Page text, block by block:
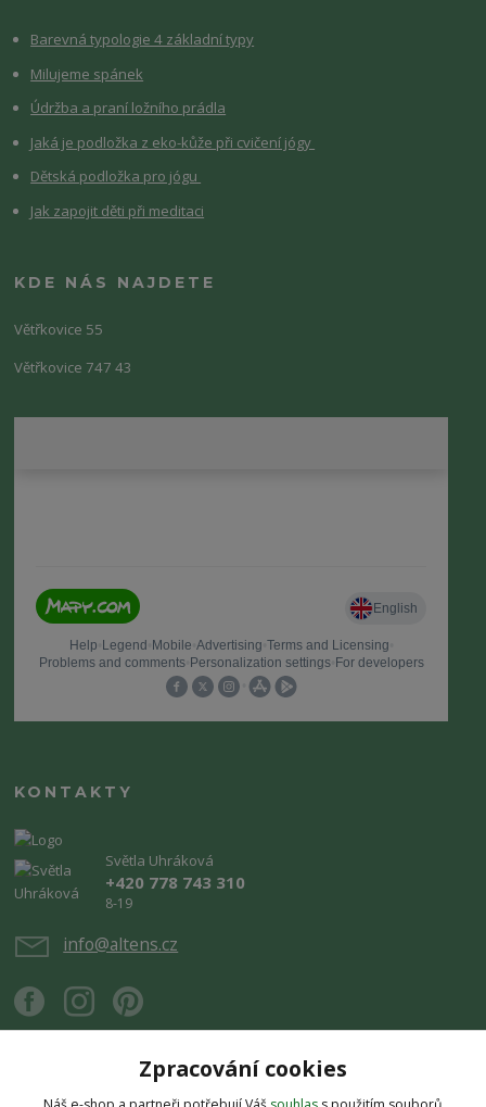
Barevná typologie 4 základní typy
Milujeme spánek
Údržba a praní ložního prádla
Jaká je podložka z eko-kůže při cvičení jógy
Dětská podložka pro jógu
Jak zapojit děti při meditaci
KDE NÁS NAJDETE
Větřkovice 55
Větřkovice 747 43
KONTAKTY
Světla Uhráková
+420 778 743 310
8-19
info@altens.cz
Zpracování cookies